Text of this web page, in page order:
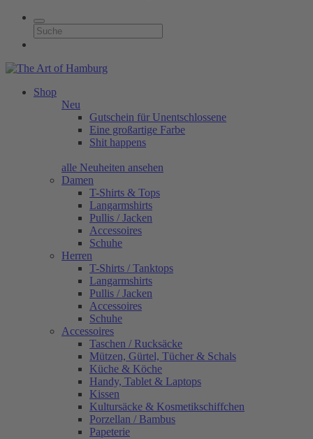
Shop
Neu
Gutschein für Unentschlossene
Eine großartige Farbe
Shit happens
alle Neuheiten ansehen
Damen
T-Shirts & Tops
Langarmshirts
Pullis / Jacken
Accessoires
Schuhe
Herren
T-Shirts / Tanktops
Langarmshirts
Pullis / Jacken
Accessoires
Schuhe
Accessoires
Taschen / Rucksäcke
Mützen, Gürtel, Tücher & Schals
Küche & Köche
Handy, Tablet & Laptops
Kissen
Kultursäcke & Kosmetikschiffchen
Porzellan / Bambus
Papeterie